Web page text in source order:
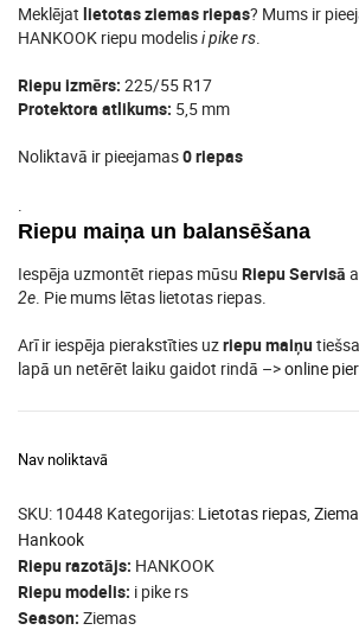
Meklējat lietotas ziemas riepas? Mums ir
HANKOOK riepu modelisi pike rs.
Riepu izmērs: 225/55 R17
Protektora atlikums: 5,5 mm
Noliktavā ir pieejamas0 riepas
.
Riepu maiņa un balansēšana
Iespēja uzmontēt riepas mūsu Riepu Servisā
2e. Pie mums lētas lietotas riepas.
Arī ir iespēja pierakstīties uzriepu maiņu
lapā un netērēt laiku gaidot rindā –>online
Nav noliktavā
SKU: 10448 Kategorijas: Lietotas riepas,
Hankook
Riepu razotājs HANKOOK
Riepu modelis i pike rs
Season Ziemas